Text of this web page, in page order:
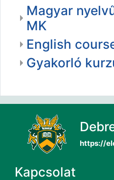
Magyar
MK
English
Gyakorló
https://
Kapcsolat